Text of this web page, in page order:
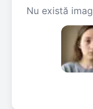
Nu există